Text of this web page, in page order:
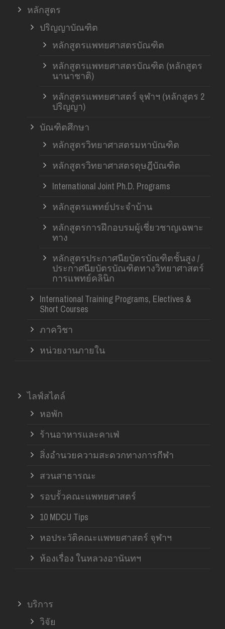
หลักสูตร
ปริญญาบัณฑิต
หลักสูตรแพทยศาสตรบัณฑิต
หลักสูตรแพทยศาสตรบัณฑิต (หลักสูตร
นานาชาติ)
หลักสูตรแพทยศาสตร์ จุฬาฯ (หลักสูตร 2
ปริญญา)
บัณฑิตศึกษา
หลักสูตรวิทยาศาสตรมหาบัณฑิต
หลักสูตรวิทยาศาสตรดุษฎีบัณฑิต
International Joint Ph.D. Programs
หลักสูตรแพทย์ประจำบ้าน
หลักสูตรการฝึกอบรมผู้เชี่ยวชาญเฉพาะ
ทาง
หลักสูตรประกาศนียบัตรบัณฑิตชั้นสูง /
ประกาศนียบัตรบัณฑิตทางวิทยาศาสตร์
การแพทย์คลินิก
International Training Programs, Electives &
Short Courses
ภาควิชา
หน่วยงานภายใน
ไลฟ์สไตล์
หอพัก
ร้านอาหารและคาเฟ่
สิ่งอำนวยความสะดวกทางการกีฬา
สวนสาธารณะ
รอบรั้วคณะแพทยศาสตร์
10 MDCU Tips
หอประวัติคณะแพทยศาสตร์ จุฬาฯ
ห้องเรื่อง ในหลวงอานันทฯ
บริการ
วิจัย